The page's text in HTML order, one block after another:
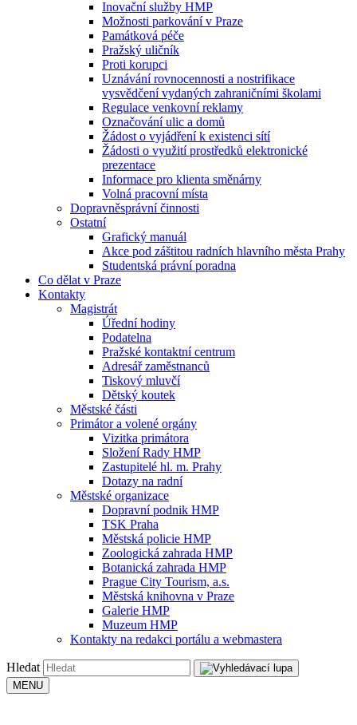
Inovační služby HMP
Možnosti parkování v Praze
Památková péče
Pražský uličník
Proti korupci
Uznávání rovnocennosti a nostrifikace
vysvědčení vydaných zahraničními školami
Regulace venkovní reklamy
Označování ulic a domů
Žádost o vyjádření k existenci sítí
Žádosti o využití prostředků elektronické
prezentace
Informace pro klienta směnárny
Volná pracovní místa
Dopravněsprávní činnosti
Ostatní
Grafický manuál
Akce pod záštitou radních hlavního města Prahy
Studentská právní poradna
Co dělat v Praze
Kontakty
Magistrát
Úřední hodiny
Podatelna
Pražské kontaktní centrum
Adresář zaměstnanců
Tiskový mluvčí
Dětský koutek
Městské části
Primátor a volené orgány
Vizitka primátora
Složení Rady HMP
Zastupitelé hl. m. Prahy
Dotazy na radní
Městské organizace
Dopravní podnik HMP
TSK Praha
Městská policie HMP
Zoologická zahrada HMP
Botanická zahrada HMP
Prague City Tourism, a.s.
Městská knihovna v Praze
Galerie HMP
Muzeum HMP
Kontakty na redakci portálu a webmastera
Hledat
MENU